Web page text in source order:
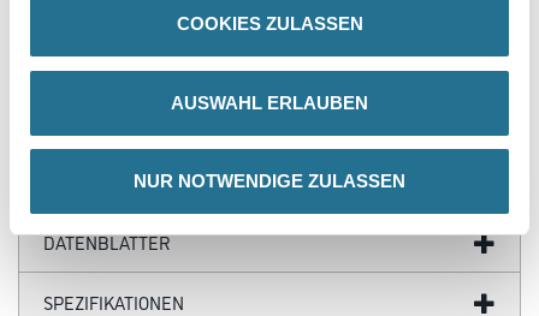
COOKIES ZULASSEN
AUSWAHL ERLAUBEN
NUR NOTWENDIGE ZULASSEN
- Sehr gutes Abriebverhalten
GEFAHRENHINWEISE
DATENBLÄTTER
SPEZIFIKATIONEN